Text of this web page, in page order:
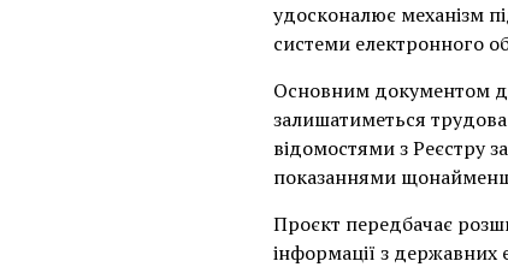
удосконалює механізм
системи електронного
Основним документом
залишатиметься
відомостями з Реєстру
показаннями
Проєкт передбачає
інформації з державних